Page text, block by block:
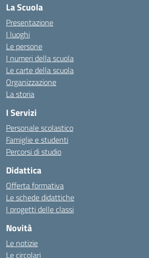
La Scuola
Presentazione
I luoghi
Le persone
I numeri della scuola
Le carte della scuola
Organizzazione
La storia
I Servizi
Personale scolastico
Famiglie e studenti
Percorsi di studio
Didattica
Offerta formativa
Le schede didattiche
I progetti delle classi
Novità
Le notizie
Le circolari